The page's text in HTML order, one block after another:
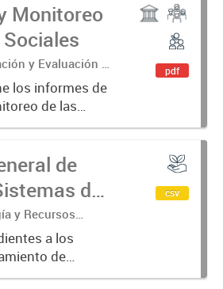
Monitoreo
y Evaluación de
los informes de
de las
adelante
locales y
pdf
de
de
de
y Recursos
de Ambiente y
General
de Tratamientos
a los
de
coordenadas
csv